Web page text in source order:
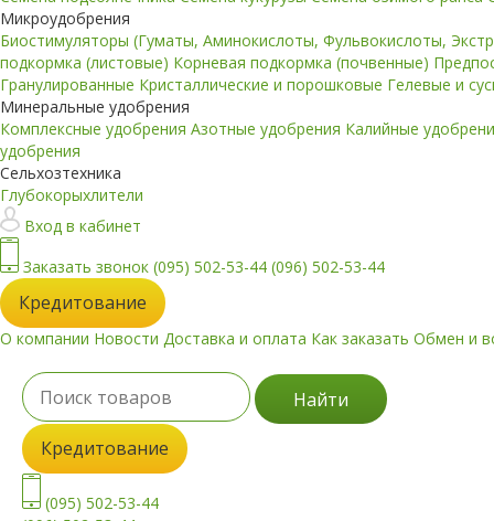
Микроудобрения
Биостимуляторы (Гуматы, Аминокислоты, Фульвокислоты,
подкормка (листовые) Корневая подкормка (почвенные)
Гранулированные Кристаллические и порошковые Гелевые и
Минеральные удобрения
Комплексные удобрения Азотные удобрения Калийные
удобрения
Сельхозтехника
Глубокорыхлители
Вход в кабинет
Заказать звонок (095) 502-53-44 (096) 502-53-44
Кредитование
О компании Новости Доставка и оплата Как заказать Обмен и
Найти
Кредитование
(095) 502-53-44